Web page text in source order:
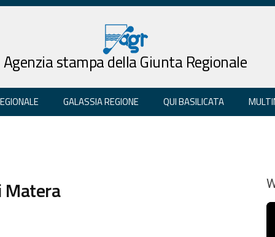
Agenzia stampa della Giunta Regionale
GALASSIA REGIONE QUI BASILICATA
Matera